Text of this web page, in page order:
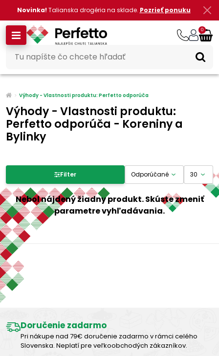
Novinka! Talianska drogéria na sklade. Pozrieť ponuku
0
Výhody - Vlastnosti produktu: Perfetto odporúča
Výhody - Vlastnosti produktu:
Perfetto odporúča - Koreniny a
Bylinky
Filter produktov
Cena
€
Vymazať filtre
Filter
Nebol nájdený žiadny produkt. Skúste zmeniť
parametre vyhľadávania.
Doručenie zadarmo
Pri nákupe nad 79€ doručenie zadarmo v rámci celého
Slovenska. Neplatí pre veľkoobchodých zákazníkov.